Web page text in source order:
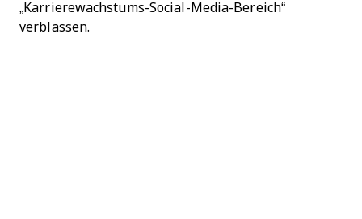
„Karrierewachstums-Social-Media-Bereich“
verblassen.